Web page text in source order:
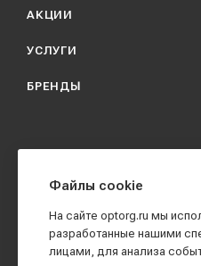
АКЦИИ
УСЛУГИ
БРЕНДЫ
Файлы cookie
На сайте optorg.ru мы
разработанные нашими
лицами, для анализа